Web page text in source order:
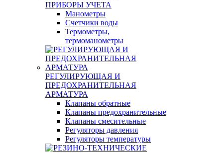
ПРИБОРЫ УЧЕТА
Манометры
Счетчики воды
Термометры,
термоманометры
РЕГУЛИРУЮЩАЯ И
ПРЕДОХРАНИТЕЛЬНАЯ
АРМАТУРА
Клапаны обратные
Клапаны предохранительные
Клапаны смесительные
Регуляторы давления
Регуляторы температуры